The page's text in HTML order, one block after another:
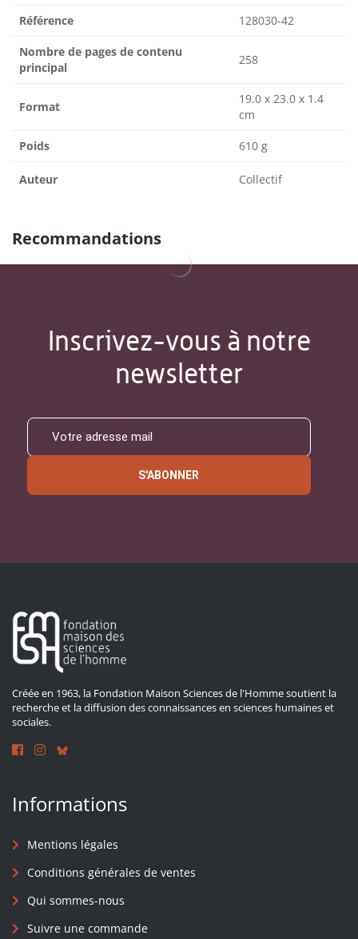
Référence 128030-42
Nombre de pages de contenu
principal
258
Format
19.0 x 23.0 x 1.4
cm
Poids 610 g
Auteur Collectif
Recommandations
Inscrivez-vous à notre
newsletter
S'ABONNER
Créée en 1963, la Fondation Maison Sciences de l'Homme soutient la
recherche et la diffusion des connaissances en sciences humaines et
sociales.
Informations
Mentions légales
Conditions générales de ventes
Qui sommes-nous
Suivre une commande